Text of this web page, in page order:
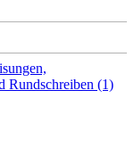
Rundschreiben (1)